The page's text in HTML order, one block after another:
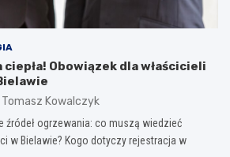
ciepła! Obowiązek dla właścicieli
Tomasz Kowalczyk
źródeł ogrzewania: co muszą wiedzieć
w Bielawie? Kogo dotyczy rejestracja w